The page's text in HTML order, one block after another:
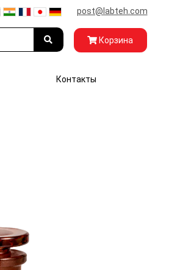
post@labteh.com
Корзина
Контакты